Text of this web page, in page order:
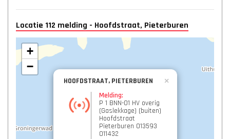
Locatie 112 melding - Hoofdstraat, Pieterburen
HOOFDSTRAAT, PIETERBUREN
Melding:
P 1 BNN-01 HV overig
(Gaslekkage) (buiten)
Hoofdstraat
Pieterburen 013593
011432
×
+
−